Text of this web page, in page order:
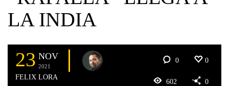
LA INDIA
23 NOV
2021
FELIX LORA
0 0
602 0